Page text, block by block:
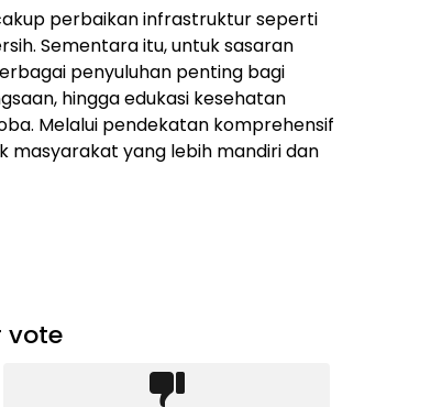
perbaikan infrastruktur seperti
Sementara itu, untuk sasaran
penyuluhan penting bagi
hingga edukasi kesehatan
Melalui pendekatan komprehensif
masyarakat yang lebih mandiri dan
vote